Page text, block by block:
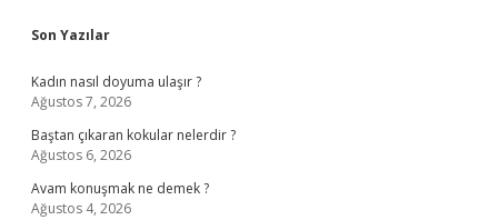
Sidebar
Son Yazılar
Kadın nasıl doyuma ulaşır ?
Ağustos 7, 2026
Baştan çıkaran kokular nelerdir ?
Ağustos 6, 2026
Avam konuşmak ne demek ?
Ağustos 4, 2026